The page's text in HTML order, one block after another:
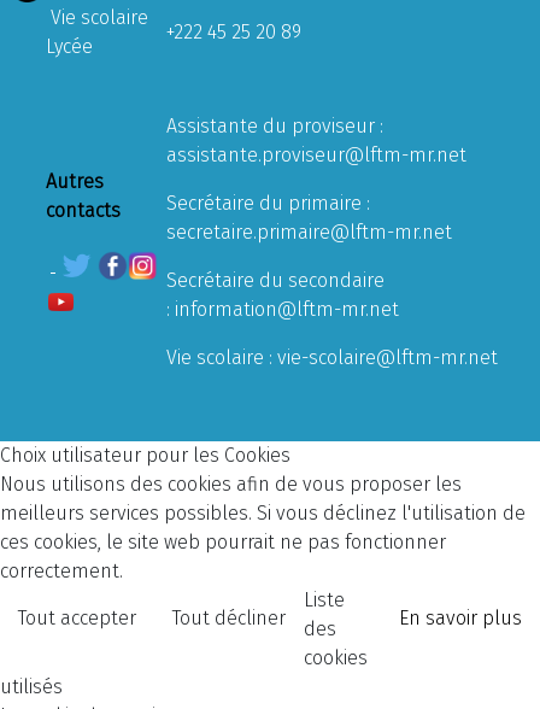
Vie scolaire
Lycée
+222 45 25 20 89
Autres
contacts
Assistante du proviseur :
assistante.proviseur@lftm-mr.net
Secrétaire du primaire :
secretaire.primaire@lftm-mr.net
Secrétaire du secondaire
: information@lftm-mr.net
Vie scolaire : vie-scolaire@lftm-mr.net
Choix utilisateur pour les Cookies
Nous utilisons des cookies afin de vous proposer les
meilleurs services possibles. Si vous déclinez l'utilisation de
ces cookies, le site web pourrait ne pas fonctionner
correctement.
Tout accepter Tout décliner En savoir plus
Liste
des
cookies
utilisés